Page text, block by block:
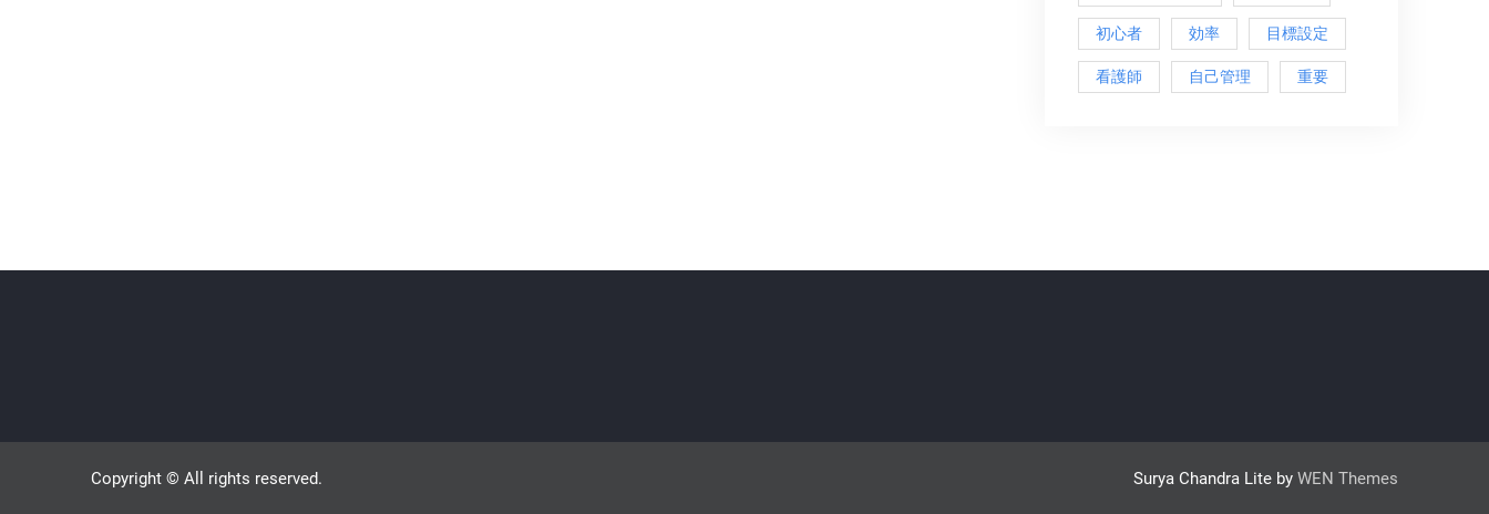
初心者 効率 目標設定
看護師 自己管理 重要
Copyright © All rights reserved. Surya Chandra Lite by WEN Themes